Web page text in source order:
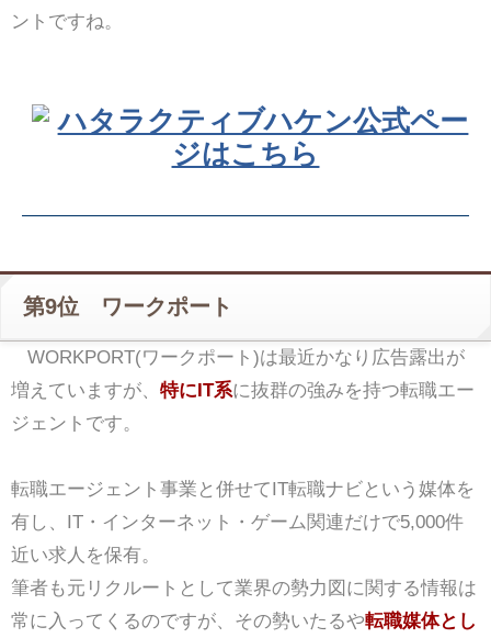
ントですね。
ハタラクティブハケン公式ペー
ジはこちら
第9位 ワークポート
WORKPORT(ワークポート)は最近かなり広告露出が
増えていますが、 特にIT系に抜群の強みを持つ転職エー
ジェントです。
転職エージェント事業と併せてIT転職ナビという媒体を
有し、IT・インターネット・ゲーム関連だけで5,000件
近い求人を保有。
筆者も元リクルートとして業界の勢力図に関する情報は
常に入ってくるのですが、その勢いたるや転職媒体とし